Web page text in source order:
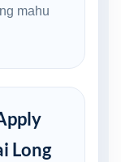
mahu
Long